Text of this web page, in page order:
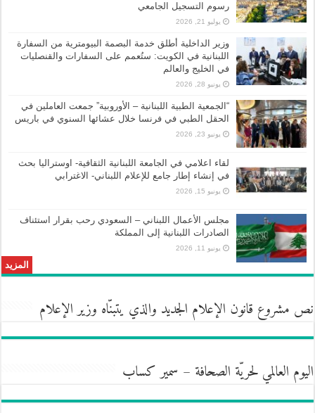
المزيد
رسوم التسجيل الجامعي
يوليو 21, 2026
وزير الداخلية أطلق خدمة البصمة البيومترية من السفارة
اللبنانية في الكويت: ستُعمم على السفارات والقنصليات
في الخليج والعالم
يونيو 28, 2026
“الجمعية الطبية اللبنانية – الأوروبية” جمعت العاملين في
الحقل الطبي في فرنسا خلال عشائها السنوي في باريس
يونيو 23, 2026
لقاء اعلامي في الجامعة اللبنانية الثقافية- اوستراليا بحث
في إنشاء إطار جامع للإعلام اللبناني- الاغترابي
يونيو 15, 2026
مجلس الأعمال اللبناني – السعودي رحب بقرار استئناف
الصادرات اللبنانية إلى المملكة
يونيو 11, 2026
نص مشروع قانون الإعلام الجديد والذي يتبنّاه وزير الإعلام
اليوم العالمي لحريّة الصحافة – سمير كساب